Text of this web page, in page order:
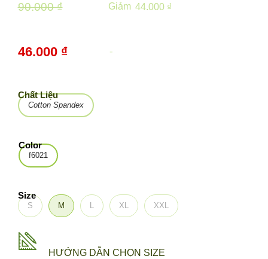
S M L XL XXL
Size
Cotton Spandex
Chất Liệu
f6021
Color
HƯỚNG DẪN CHỌN SIZE
-
46.000 ₫
90.000 ₫ 44.000 ₫
Giảm